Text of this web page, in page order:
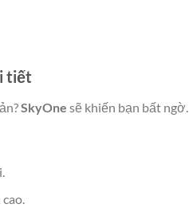
tiết
SkyOne sẽ khiến bạn bất ngờ.